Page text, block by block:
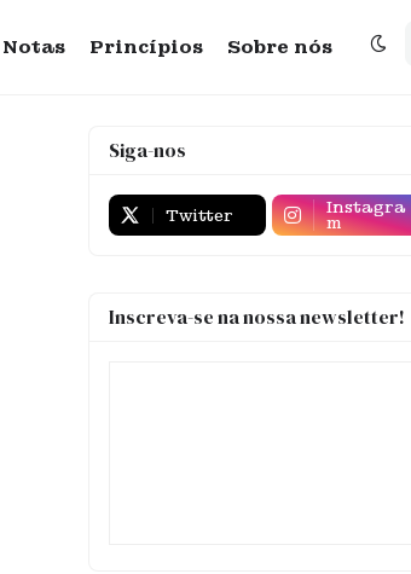
Notas Princípios Sobre nós
Siga-nos
Twitter Instagra
m
Inscreva-se na nossa newsletter!